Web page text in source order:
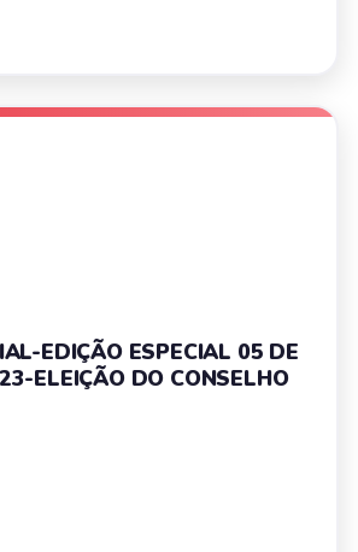
EDIÇÃO ESPECIAL 05 DE
ELEIÇÃO DO CONSELHO